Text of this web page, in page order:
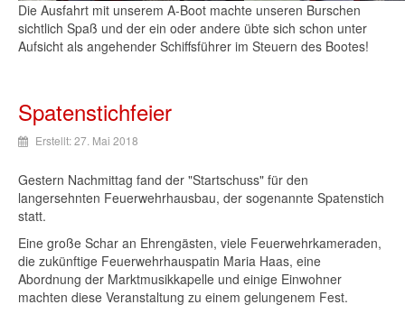
Die Ausfahrt mit unserem A-Boot machte unseren Burschen
sichtlich Spaß und der ein oder andere übte sich schon unter
Aufsicht als angehender Schiffsführer im Steuern des Bootes!
Spatenstichfeier
Erstellt: 27. Mai 2018
Gestern Nachmittag fand der "Startschuss" für den
langersehnten Feuerwehrhausbau, der sogenannte Spatenstich
statt.
Eine große Schar an Ehrengästen, viele Feuerwehrkameraden,
die zukünftige Feuerwehrhauspatin Maria Haas, eine
Abordnung der Marktmusikkapelle und einige Einwohner
machten diese Veranstaltung zu einem gelungenem Fest.